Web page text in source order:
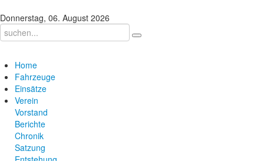
Donnerstag, 06. August 2026
Home
Fahrzeuge
Einsätze
Verein
Vorstand
Berichte
Chronik
Satzung